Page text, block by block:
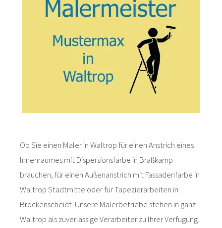
Ob Sie einen Maler in Waltrop für einen Anstrich eines
Innenraumes mit Dispersionsfarbe in Braßkamp
brauchen, für einen Außenanstrich mit Fassadenfarbe in
Waltrop Stadtmitte oder für Tapezierarbeiten in
Brockenscheidt. Unsere Malerbetriebe stehen in ganz
Waltrop als zuverlässige Verarbeiter zu Ihrer Verfügung.